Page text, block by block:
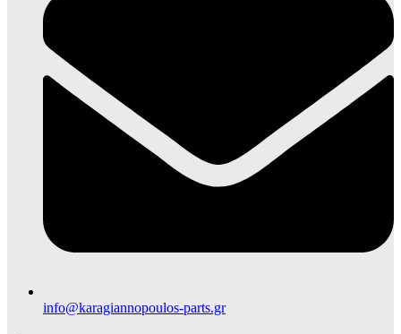
info@karagiannopoulos-parts.gr